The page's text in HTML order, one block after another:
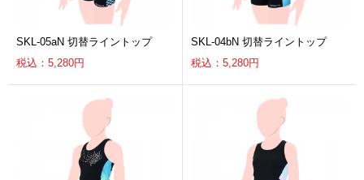
SKL-05aN 切替ライントップ
税込：5,280円
SKL-04bN 切替ライントップ
税込：5,280円